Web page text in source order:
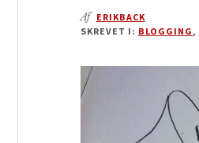
Af ERIKBACK
SKREVET I: BLOGGING,